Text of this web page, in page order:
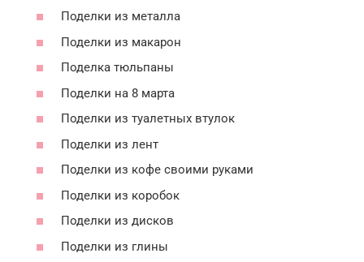
Поделки из металла
Поделки из макарон
Поделка тюльпаны
Поделки на 8 марта
Поделки из туалетных втулок
Поделки из лент
Поделки из кофе своими руками
Поделки из коробок
Поделки из дисков
Поделки из глины